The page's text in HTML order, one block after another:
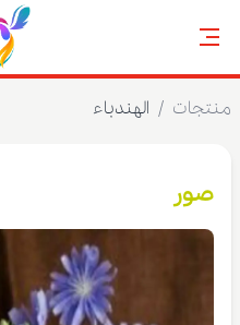
منتجات / الهندباء
صور